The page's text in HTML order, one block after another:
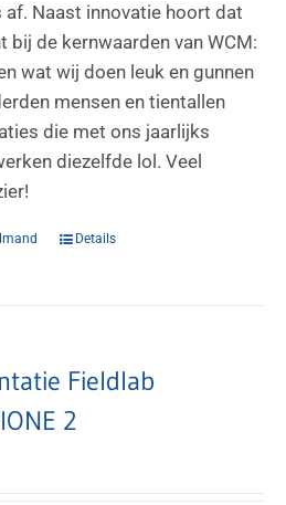
af. Naast innovatie hoort dat
bij de kernwaarden van WCM:
wat wij doen leuk en gunnen
mensen en tientallen
die met ons jaarlijks
diezelfde lol. Veel
Details
Fieldlab
2